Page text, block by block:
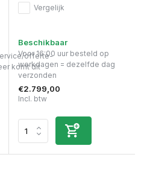
offerte-
komt dit
Vergelijk
Beschikbaar
Voor 16:00 uur besteld op
werkdagen = dezelfde dag
verzonden
€2.799,00
Incl. btw